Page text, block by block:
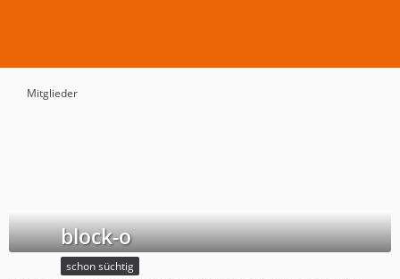
Mitglieder
block-o
schon süchtig